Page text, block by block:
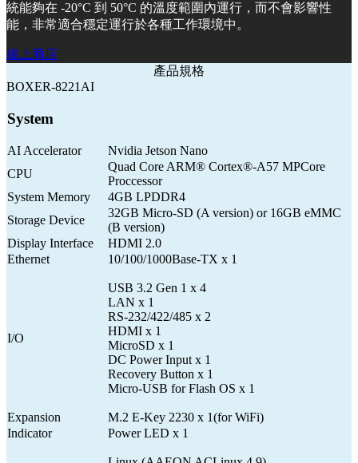
統能夠在 -20°C 到 50°C 的溫度範圍內運行，而不會影響性
能，非常適合穩定運行於各種工作環境中。
線上商店
產品規格
BOXER-8221AI
System
AI Accelerator
Nvidia Jetson Nano
CPU
Quad Core ARM® Cortex®-A57 MPCore
Proccessor
System Memory
4GB LPDDR4
Storage Device
32GB Micro-SD (A version) or 16GB eMMC
(B version)
Display Interface
HDMI 2.0
Ethernet
10/100/1000Base-TX x 1
I/O
USB 3.2 Gen 1 x 4
LAN x 1
RS-232/422/485 x 2
HDMI x 1
MicroSD x 1
DC Power Input x 1
Recovery Button x 1
Micro-USB for Flash OS x 1
Expansion
M.2 E-Key 2230 x 1(for WiFi)
Indicator
Power LED x 1